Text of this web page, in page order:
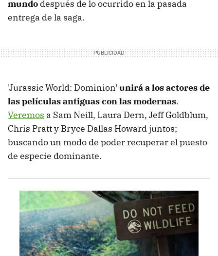
mundo después de lo ocurrido en la pasada
entrega de la saga.
'Jurassic World: Dominion' unirá a los actores de
las películas antiguas con las modernas.
Veremos a Sam Neill, Laura Dern, Jeff Goldblum,
Chris Pratt y Bryce Dallas Howard juntos;
buscando un modo de poder recuperar el puesto
de especie dominante.